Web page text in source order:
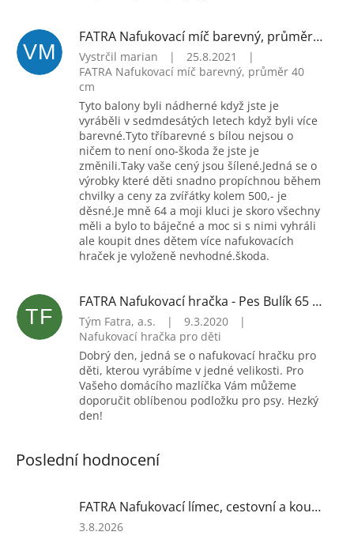
VM
FATRA Nafukovací míč barevný, průměr 40 cm
Vystrčil marian | 25.8.2021
|
FATRA Nafukovací míč barevný, průměr 40
cm
Tyto balony byli nádherné když jste je
vyráběli v sedmdesátých letech když byli více
barevné.Tyto tříbarevné s bílou nejsou o
ničem to není ono-škoda že jste je
změnili.Taky vaše cený jsou šílené.Jedná se o
výrobky které děti snadno propíchnou během
chvilky a ceny za zvířátky kolem 500,- je
děsné.Je mně 64 a moji kluci je skoro všechny
měli a bylo to báječné a moc si s nimi vyhráli
ale koupit dnes dětem více nafukovacích
hraček je vyloženě nevhodné.škoda.
TF
FATRA Nafukovací hračka - Pes Bulík 65 cm (bílý)
Tým Fatra, a.s. | 9.3.2020
|
Nafukovací hračka pro děti
Dobrý den, jedná se o nafukovací hračku pro
děti, kterou vyrábíme v jedné velikosti. Pro
Vašeho domácího mazlíčka Vám můžeme
doporučit oblíbenou podložku pro psy. Hezký
den!
Poslední hodnocení
FATRA Nafukovací límec, cestovní a koupací, růžový
Hodnocení
3.8.2026